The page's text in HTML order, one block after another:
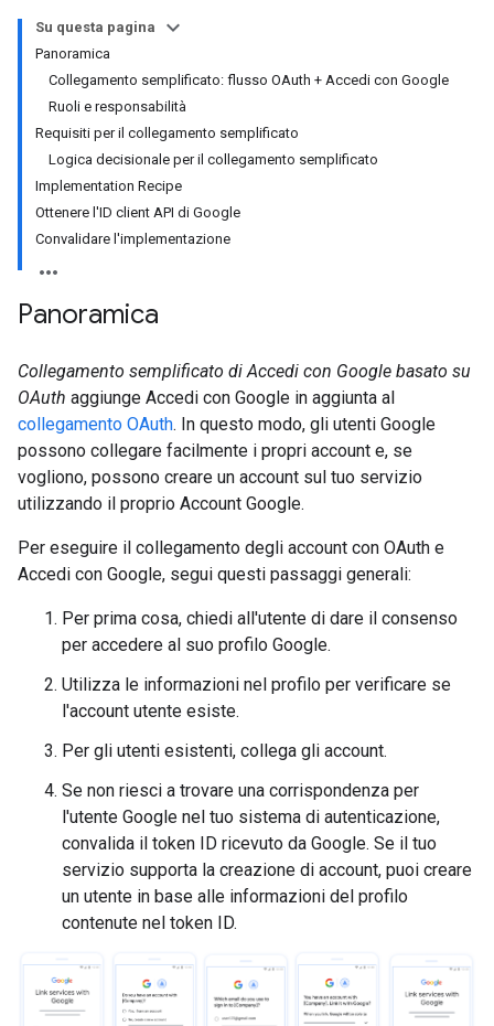
Su questa pagina
Panoramica
Collegamento semplificato: flusso OAuth + Accedi con Google
Ruoli e responsabilità
Requisiti per il collegamento semplificato
Logica decisionale per il collegamento semplificato
Implementation Recipe
Ottenere l'ID client API di Google
Convalidare l'implementazione
Panoramica
Collegamento semplificato di Accedi con Google basato su
OAuth aggiunge Accedi con Google in aggiunta al
collegamento OAuth. In questo modo, gli utenti Google
possono collegare facilmente i propri account e, se
vogliono, possono creare un account sul tuo servizio
utilizzando il proprio Account Google.
Per eseguire il collegamento degli account con OAuth e
Accedi con Google, segui questi passaggi generali:
Per prima cosa, chiedi all'utente di dare il consenso
per accedere al suo profilo Google.
Utilizza le informazioni nel profilo per verificare se
l'account utente esiste.
Per gli utenti esistenti, collega gli account.
Se non riesci a trovare una corrispondenza per
l'utente Google nel tuo sistema di autenticazione,
convalida il token ID ricevuto da Google. Se il tuo
servizio supporta la creazione di account, puoi creare
un utente in base alle informazioni del profilo
contenute nel token ID.